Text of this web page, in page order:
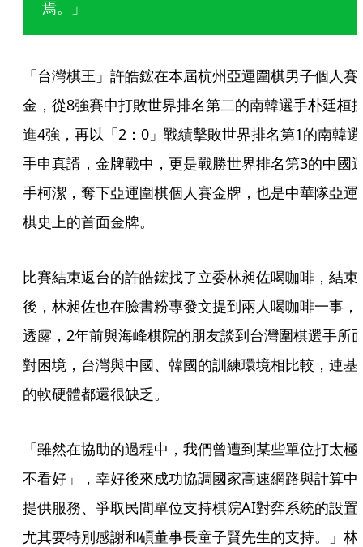
焉。」
「台灣棋王」許皓鋐在本屆杭州亞運圍棋男子個人賽
金，從8強賽中打敗世界排名第二的南韓選手朴廷桓
進4強，再以「2：0」戰績擊敗世界排名第1的南韓選
手申真諝，金牌戰中，更是戰勝世界排名第3的中國
手柯潔，奪下亞運圍棋個人賽金牌，也是中華隊亞運
棋史上的首面金牌。
比賽結束返台的許皓鋐找了立委林昶佐喝咖啡，結束
後，林昶佐也在臉書粉專發文提到兩人喝咖啡一事，
透露，2年前與海峰棋院的朋友談到台灣圍棋選手所
對困境，台灣與中國、韓國的訓練環境相比較，連基
的軟硬體都還很缺乏。
「雖然在協助的過程中，我們曾遭到某些單位打太極
不看好」，幸好後來成功協調國家高速網路與計算中
提供服務、爭取民間單位支持棋院AI對弈系統的設置
尤其要特別感謝和碩董事長童子賢先生的支持。」林